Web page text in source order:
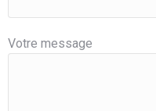
Votre message